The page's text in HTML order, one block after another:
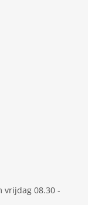
houden? Of
oven moet?
– deze biedt u
bergen. Erg
als
E
vrijdag 08.30 -